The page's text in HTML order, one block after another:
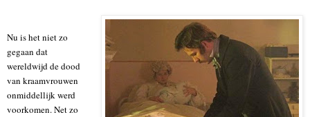
Nu is het niet zo
gegaan dat
wereldwijd de dood
van kraamvrouwen
onmiddellijk werd
voorkomen. Net zo